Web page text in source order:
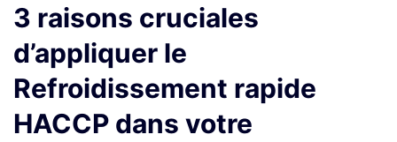
3 raisons cruciales
d’appliquer le
Refroidissement rapide
HACCP dans votre